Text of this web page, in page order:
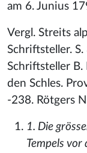
am 6. Junius
Vergl. Streits
Schriftsteller.
Schriftsteller B.
den Schles.
-238. Rötgers
1. Die
Tempels